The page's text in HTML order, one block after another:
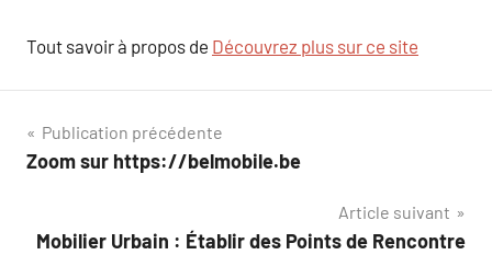
Tout savoir à propos de Découvrez plus sur ce site
Navigation
de
Publication précédente
Zoom sur https://belmobile.be
Article suivant
Mobilier Urbain : Établir des Points de Rencontre